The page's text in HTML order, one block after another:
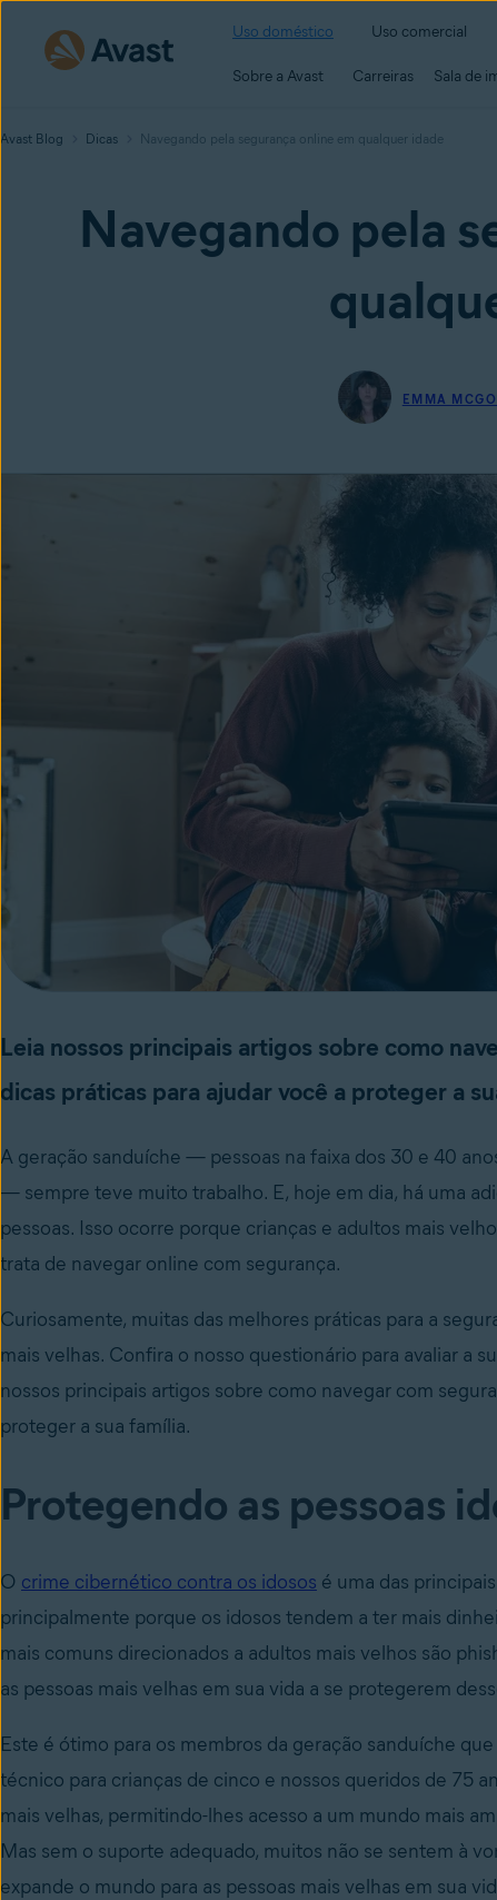
Uso doméstico Uso comercial
Sobre a Avast Carreiras Sala de
Avast Blog Dicas Navegando pela segurança online em qualquer idade
Navegando pela
EMMA
Leia nossos principais artigos sobre como
dicas práticas para ajudar você a proteger a
A geração sanduíche — pessoas na faixa dos 30 e 40
— sempre teve muito trabalho. E, hoje em dia, há uma
pessoas. Isso ocorre porque crianças e adultos mais
trata de navegar online com segurança.
Curiosamente, muitas das melhores práticas para a
mais velhas. Confira o nosso questionário para avaliar a
nossos principais artigos sobre como navegar com
proteger a sua família.
Protegendo as pessoas
O crime cibernético contra os idosos é uma das
principalmente porque os idosos tendem a ter mais
mais comuns direcionados a adultos mais velhos são
as pessoas mais velhas em sua vida a se protegerem
Este é ótimo para os membros da geração sanduíche
técnico para crianças de cinco e nossos queridos de 75
mais velhas, permitindo-lhes acesso a um mundo mais
Mas sem o suporte adequado, muitos não se sentem à
expande o mundo para as pessoas mais velhas em sua